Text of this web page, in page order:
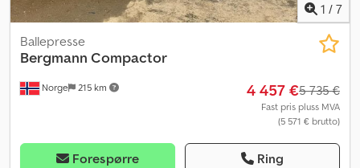
1 / 7
Norge 215 km
Ballepresse
Bergmann Compactor
4 457 €5 735 €
Fast pris pluss MVA
(5 571 € brutto)
Forespørre Ring